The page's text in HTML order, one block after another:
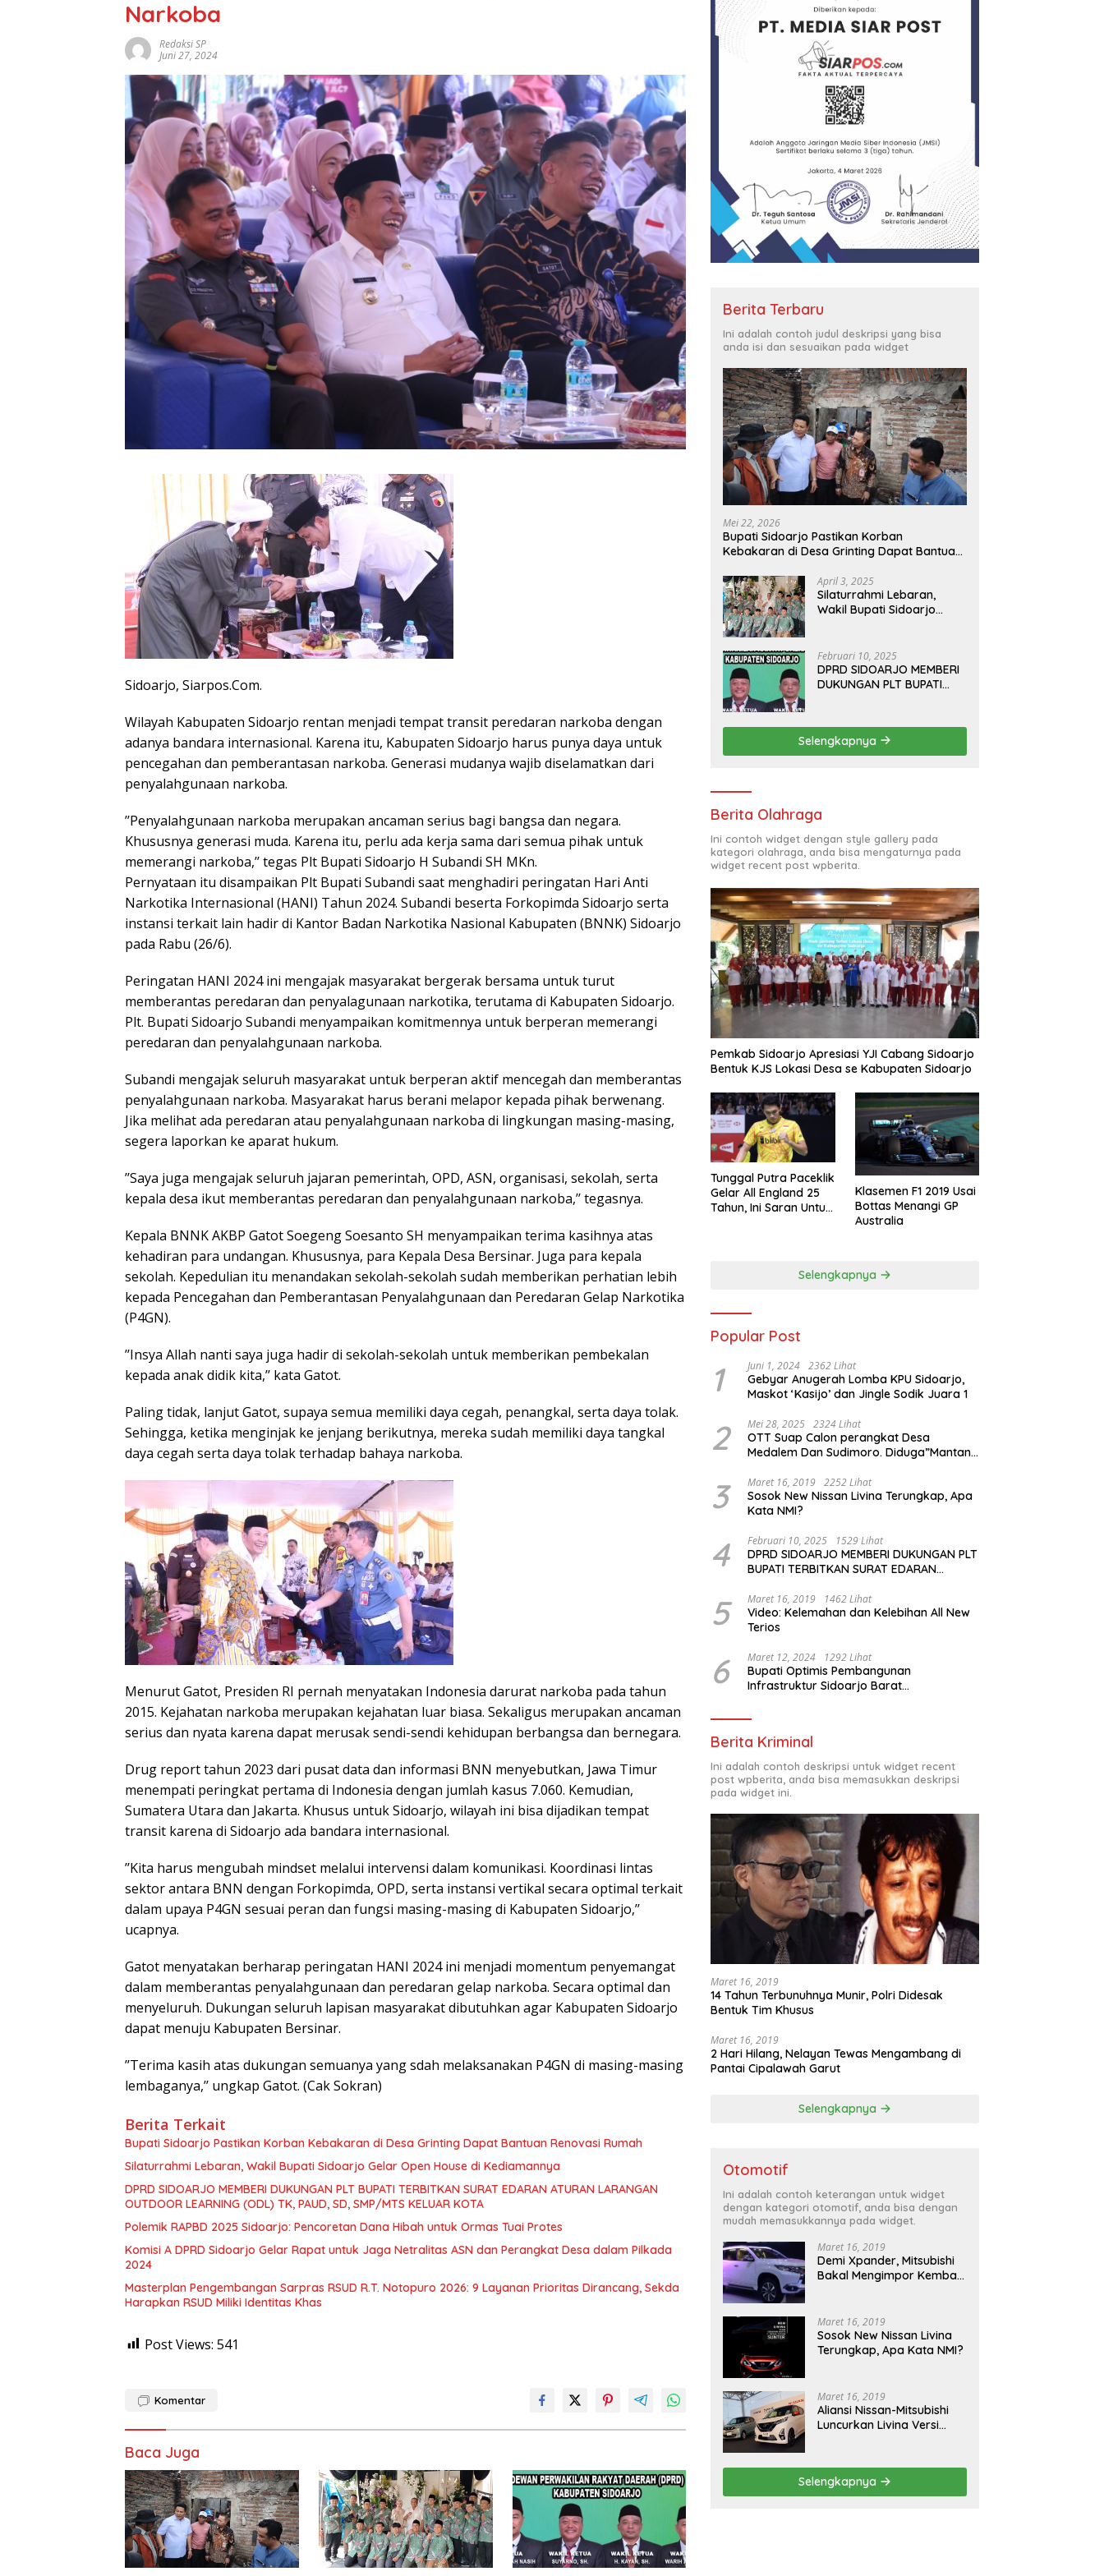
Narkoba
Redaksi SP
Juni 27, 2024
Sidoarjo, Siarpos.Com.
Wilayah Kabupaten Sidoarjo rentan menjadi tempat transit peredaran narkoba dengan
adanya bandara internasional. Karena itu, Kabupaten Sidoarjo harus punya daya untuk
pencegahan dan pemberantasan narkoba. Generasi mudanya wajib diselamatkan dari
penyalahgunaan narkoba.
’’Penyalahgunaan narkoba merupakan ancaman serius bagi bangsa dan negara.
Khususnya generasi muda. Karena itu, perlu ada kerja sama dari semua pihak untuk
memerangi narkoba,’’ tegas Plt Bupati Sidoarjo H Subandi SH MKn.
Pernyataan itu disampaikan Plt Bupati Subandi saat menghadiri peringatan Hari Anti
Narkotika Internasional (HANI) Tahun 2024. Subandi beserta Forkopimda Sidoarjo serta
instansi terkait lain hadir di Kantor Badan Narkotika Nasional Kabupaten (BNNK) Sidoarjo
pada Rabu (26/6).
Peringatan HANI 2024 ini mengajak masyarakat bergerak bersama untuk turut
memberantas peredaran dan penyalagunaan narkotika, terutama di Kabupaten Sidoarjo.
Plt. Bupati Sidoarjo Subandi menyampaikan komitmennya untuk berperan memerangi
peredaran dan penyalahgunaan narkoba.
Subandi mengajak seluruh masyarakat untuk berperan aktif mencegah dan memberantas
penyalahgunaan narkoba. Masyarakat harus berani melapor kepada pihak berwenang.
Jika melihat ada peredaran atau penyalahgunaan narkoba di lingkungan masing-masing,
segera laporkan ke aparat hukum.
’’Saya juga mengajak seluruh jajaran pemerintah, OPD, ASN, organisasi, sekolah, serta
kepala desa ikut memberantas peredaran dan penyalahgunaan narkoba,’’ tegasnya.
Kepala BNNK AKBP Gatot Soegeng Soesanto SH menyampaikan terima kasihnya atas
kehadiran para undangan. Khususnya, para Kepala Desa Bersinar. Juga para kepala
sekolah. Kepedulian itu menandakan sekolah-sekolah sudah memberikan perhatian lebih
kepada Pencegahan dan Pemberantasan Penyalahgunaan dan Peredaran Gelap Narkotika
(P4GN).
’’Insya Allah nanti saya juga hadir di sekolah-sekolah untuk memberikan pembekalan
kepada anak didik kita,’’ kata Gatot.
Paling tidak, lanjut Gatot, supaya semua memiliki daya cegah, penangkal, serta daya tolak.
Sehingga, ketika menginjak ke jenjang berikutnya, mereka sudah memiliki daya tangkal
daya cegah serta daya tolak terhadap bahaya narkoba.
Menurut Gatot, Presiden RI pernah menyatakan Indonesia darurat narkoba pada tahun
2015. Kejahatan narkoba merupakan kejahatan luar biasa. Sekaligus merupakan ancaman
serius dan nyata karena dapat merusak sendi-sendi kehidupan berbangsa dan bernegara.
Drug report tahun 2023 dari pusat data dan informasi BNN menyebutkan, Jawa Timur
menempati peringkat pertama di Indonesia dengan jumlah kasus 7.060. Kemudian,
Sumatera Utara dan Jakarta. Khusus untuk Sidoarjo, wilayah ini bisa dijadikan tempat
transit karena di Sidoarjo ada bandara internasional.
’’Kita harus mengubah mindset melalui intervensi dalam komunikasi. Koordinasi lintas
sektor antara BNN dengan Forkopimda, OPD, serta instansi vertikal secara optimal terkait
dalam upaya P4GN sesuai peran dan fungsi masing-masing di Kabupaten Sidoarjo,’’
ucapnya.
Gatot menyatakan berharap peringatan HANI 2024 ini menjadi momentum penyemangat
dalam memberantas penyalahgunaan dan peredaran gelap narkoba. Secara optimal dan
menyeluruh. Dukungan seluruh lapisan masyarakat dibutuhkan agar Kabupaten Sidoarjo
dapat menuju Kabupaten Bersinar.
’’Terima kasih atas dukungan semuanya yang sdah melaksanakan P4GN di masing-masing
lembaganya,’’ ungkap Gatot. (Cak Sokran)
Berita Terkait
Bupati Sidoarjo Pastikan Korban Kebakaran di Desa Grinting Dapat Bantuan Renovasi Rumah
Silaturrahmi Lebaran, Wakil Bupati Sidoarjo Gelar Open House di Kediamannya
DPRD SIDOARJO MEMBERI DUKUNGAN PLT BUPATI TERBITKAN SURAT EDARAN ATURAN LARANGAN
OUTDOOR LEARNING (ODL) TK, PAUD, SD, SMP/MTS KELUAR KOTA
Polemik RAPBD 2025 Sidoarjo: Pencoretan Dana Hibah untuk Ormas Tuai Protes
Komisi A DPRD Sidoarjo Gelar Rapat untuk Jaga Netralitas ASN dan Perangkat Desa dalam Pilkada
2024
Masterplan Pengembangan Sarpras RSUD R.T. Notopuro 2026: 9 Layanan Prioritas Dirancang, Sekda
Harapkan RSUD Miliki Identitas Khas
Post Views: 541
Komentar
Baca Juga
Berita Terbaru
Ini adalah contoh judul deskripsi yang bisa
anda isi dan sesuaikan pada widget
Mei 22, 2026
Bupati Sidoarjo Pastikan Korban
Kebakaran di Desa Grinting Dapat Bantuan
April 3, 2025
Silaturrahmi Lebaran,
Wakil Bupati Sidoarjo
Februari 10, 2025
DPRD SIDOARJO MEMBERI
DUKUNGAN PLT BUPATI
OUTDOOR LEARNING
(ODL) TK, PAUD, SD,
SMP/MTS KELUAR KOTA
Selengkapnya
Berita Olahraga
Ini contoh widget dengan style gallery pada
kategori olahraga, anda bisa mengaturnya pada
widget recent post wpberita.
Pemkab Sidoarjo Apresiasi YJI Cabang Sidoarjo
Bentuk KJS Lokasi Desa se Kabupaten Sidoarjo
Tunggal Putra Paceklik
Gelar All England 25
Tahun, Ini Saran Untuk
Klasemen F1 2019 Usai
Bottas Menangi GP
Australia
Selengkapnya
Popular Post
1 Juni 1, 2024 2362 Lihat
Gebyar Anugerah Lomba KPU Sidoarjo,
Maskot ‘Kasijo’ dan Jingle Sodik Juara 1
2 Mei 28, 2025 2324 Lihat
OTT Suap Calon perangkat Desa
Medalem Dan Sudimoro. Diduga”Mantan
3 Maret 16, 2019 2252 Lihat
Sosok New Nissan Livina Terungkap, Apa
Kata NMI?
4 Februari 10, 2025 1529 Lihat
DPRD SIDOARJO MEMBERI DUKUNGAN PLT
BUPATI TERBITKAN SURAT EDARAN
(ODL) TK, PAUD, SD, SMP/MTS KELUAR
KOTA
5 Maret 16, 2019 1462 Lihat
Video: Kelemahan dan Kelebihan All New
Terios
6 Maret 12, 2024 1292 Lihat
Bupati Optimis Pembangunan
Infrastruktur Sidoarjo Barat
Berita Kriminal
Ini adalah contoh deskripsi untuk widget recent
post wpberita, anda bisa memasukkan deskripsi
pada widget ini.
Maret 16, 2019
14 Tahun Terbunuhnya Munir, Polri Didesak
Bentuk Tim Khusus
Maret 16, 2019
2 Hari Hilang, Nelayan Tewas Mengambang di
Pantai Cipalawah Garut
Selengkapnya
Otomotif
Ini adalah contoh keterangan untuk widget
dengan kategori otomotif, anda bisa dengan
mudah memasukkannya pada widget.
Maret 16, 2019
Demi Xpander, Mitsubishi
Bakal Mengimpor Kembali
Maret 16, 2019
Sosok New Nissan Livina
Terungkap, Apa Kata NMI?
Maret 16, 2019
Aliansi Nissan-Mitsubishi
Luncurkan Livina Versi
Selengkapnya